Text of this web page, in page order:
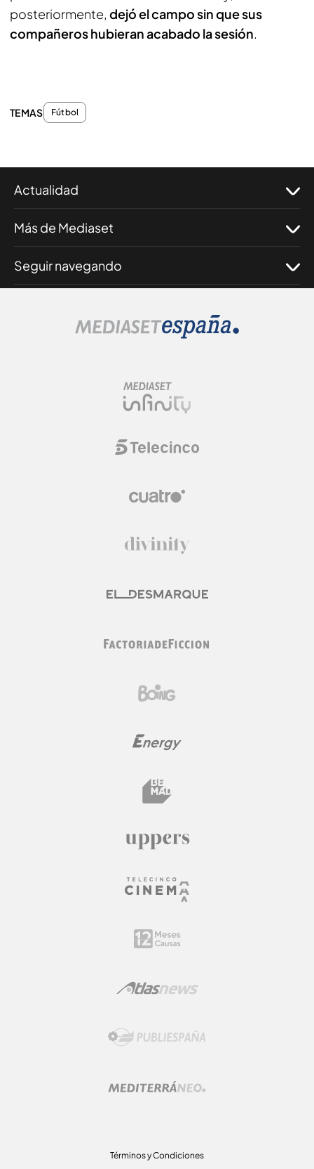
posteriormente, dejó el campo sin que sus
compañeros hubieran acabado la sesión.
TEMAS Fútbol
Actualidad
Más de Mediaset
Seguir navegando
Términos y Condiciones